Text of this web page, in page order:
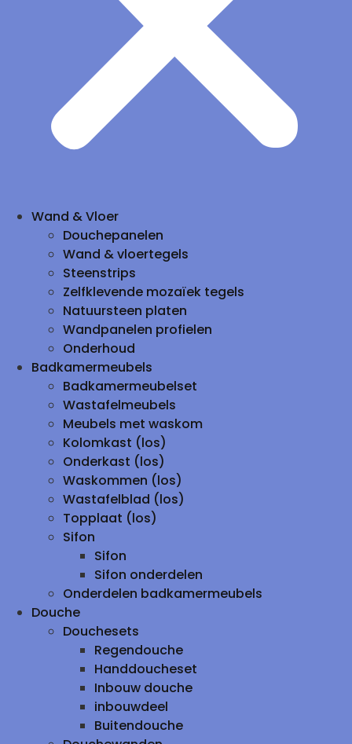
Wand & Vloer
Douchepanelen
Wand & vloertegels
Steenstrips
Zelfklevende mozaïek tegels
Natuursteen platen
Wandpanelen profielen
Onderhoud
Badkamermeubels
Badkamermeubelset
Wastafelmeubels
Meubels met waskom
Kolomkast (los)
Onderkast (los)
Waskommen (los)
Wastafelblad (los)
Topplaat (los)
Sifon
Sifon
Sifon onderdelen
Onderdelen badkamermeubels
Douche
Douchesets
Regendouche
Handdoucheset
Inbouw douche
inbouwdeel
Buitendouche